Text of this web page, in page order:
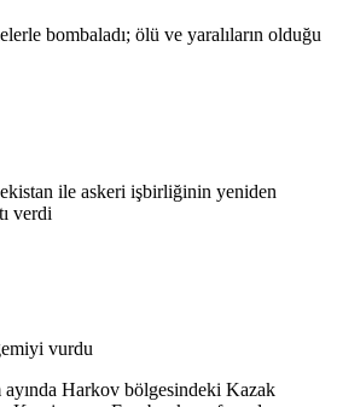
bombaladı; ölü ve yaralıların olduğu
ile askeri işbirliğinin yeniden
verdi
vurdu
ayında Harkov bölgesindeki Kazak